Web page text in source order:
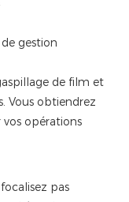
gestion
de film et
Vous obtiendrez
opérations
pas